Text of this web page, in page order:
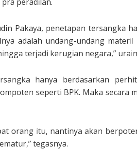
Pakaya, penetapan tersangka
adalah undang-undang
terjadi kerugian negara,”
hanya berdasarkan
seperti BPK. Maka secara
orang itu, nantinya akan
tegasnya.